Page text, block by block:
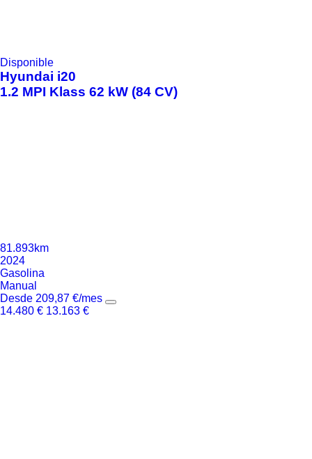
Disponible
Hyundai i20
1.2 MPI Klass 62 kW (84 CV)
81.893km
2024
Gasolina
Manual
Desde 209,87 €/mes
14.480 € 13.163 €